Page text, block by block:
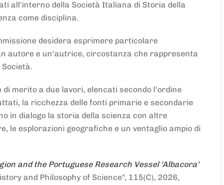
all'interno della Società Italiana di Storia della
come disciplina.
desidera esprimere particolare
autore e un'autrice, circostanza che rappresenta
merito a due lavori, elencati secondo l'ordine
la ricchezza delle fonti primarie e secondarie
in dialogo la storia della scienza con altre
le esplorazioni geografiche e un ventaglio ampio di
and the Portuguese Research Vessel 'Albacora'
and Philosophy of Science", 115(C), 2026,